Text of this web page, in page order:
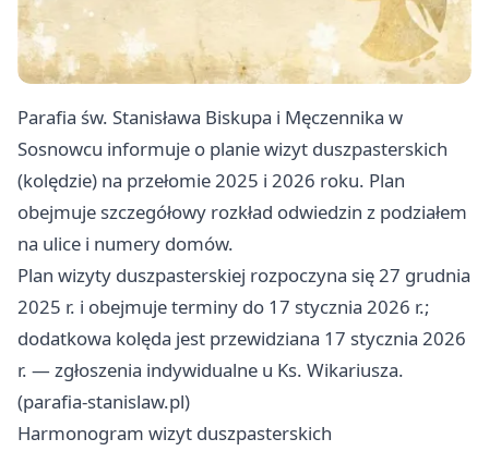
Parafia św. Stanisława Biskupa i Męczennika w
Sosnowcu informuje o planie wizyt duszpasterskich
(kolędzie) na przełomie 2025 i 2026 roku. Plan
obejmuje szczegółowy rozkład odwiedzin z podziałem
na ulice i numery domów.
Plan wizyty duszpasterskiej rozpoczyna się 27 grudnia
2025 r. i obejmuje terminy do 17 stycznia 2026 r.;
dodatkowa kolęda jest przewidziana 17 stycznia 2026
r. — zgłoszenia indywidualne u Ks. Wikariusza.
(parafia-stanislaw.pl)
Harmonogram wizyt duszpasterskich